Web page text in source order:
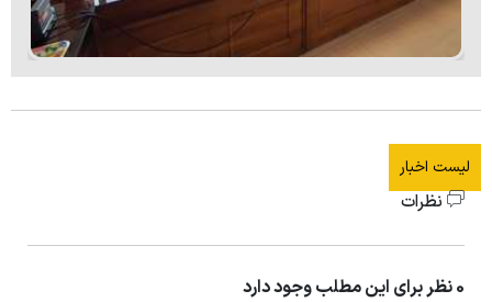
لیست اخبار
نظرات
0 نظر برای این مطلب وجود دارد